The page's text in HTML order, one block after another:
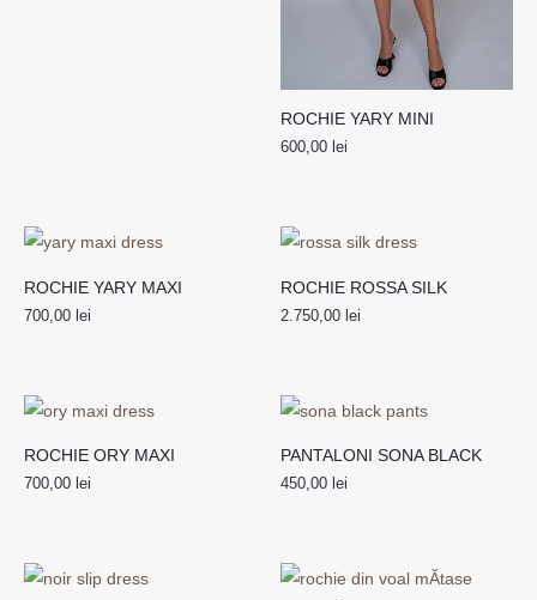
ROCHIE YARY MINI
600,00 lei
ROCHIE YARY MAXI
700,00 lei
ROCHIE ROSSA SILK
2.750,00 lei
ROCHIE ORY MAXI
700,00 lei
PANTALONI SONA BLACK
450,00 lei